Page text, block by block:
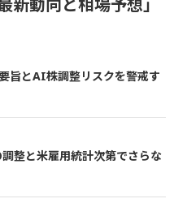
新動向と相場予想」
旨とAI株調整リスクを警戒す
整と米雇用統計次第でさらな